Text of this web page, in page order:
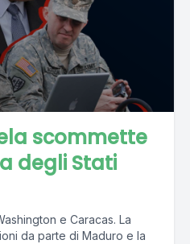
scommette
degli Stati
e Caracas. La
da parte di Maduro e la